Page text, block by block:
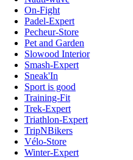
On-Fight
Padel-Expert
Pecheur-Store
Pet and Garden
Slowood Interior
Smash-Expert
Sneak'In
Sport is good
Training-Fit
Trek-Expert
Triathlon-Expert
TripNBikers
Vélo-Store
Winter-Expert